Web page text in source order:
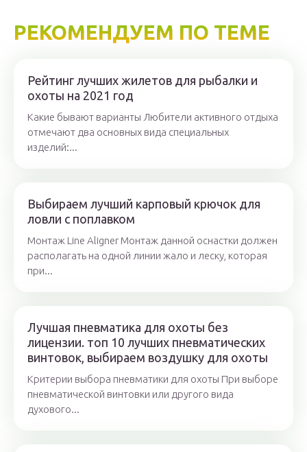
РЕКОМЕНДУЕМ ПО ТЕМЕ
Рейтинг лучших жилетов для рыбалки и
охоты на 2021 год
Какие бывают варианты Любители активного отдыха
отмечают два основных вида специальных
изделий:...
Выбираем лучший карповый крючок для
ловли с поплавком
Монтаж Line Aligner Монтаж данной оснастки должен
располагать на одной линии жало и леску, которая
при...
Лучшая пневматика для охоты без
лицензии. топ 10 лучших пневматических
винтовок, выбираем воздушку для охоты
Критерии выбора пневматики для охоты При выборе
пневматической винтовки или другого вида
духового...